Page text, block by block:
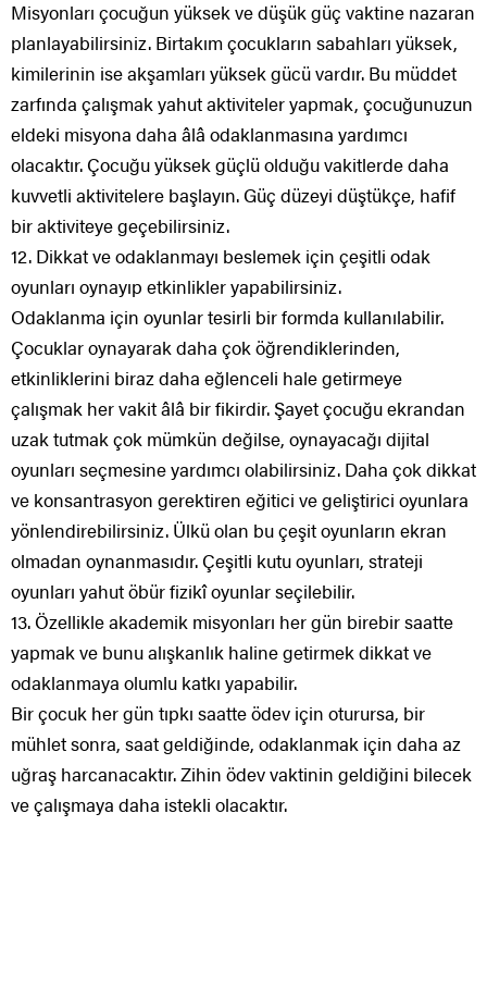
Misyonları çocuğun yüksek ve düşük güç vaktine nazaran
planlayabilirsiniz. Birtakım çocukların sabahları yüksek,
kimilerinin ise akşamları yüksek gücü vardır. Bu müddet
zarfında çalışmak yahut aktiviteler yapmak, çocuğunuzun
eldeki misyona daha âlâ odaklanmasına yardımcı
olacaktır. Çocuğu yüksek güçlü olduğu vakitlerde daha
kuvvetli aktivitelere başlayın. Güç düzeyi düştükçe, hafif
bir aktiviteye geçebilirsiniz.
12. Dikkat ve odaklanmayı beslemek için çeşitli odak
oyunları oynayıp etkinlikler yapabilirsiniz.
Odaklanma için oyunlar tesirli bir formda kullanılabilir.
Çocuklar oynayarak daha çok öğrendiklerinden,
etkinliklerini biraz daha eğlenceli hale getirmeye
çalışmak her vakit âlâ bir fikirdir. Şayet çocuğu ekrandan
uzak tutmak çok mümkün değilse, oynayacağı dijital
oyunları seçmesine yardımcı olabilirsiniz. Daha çok dikkat
ve konsantrasyon gerektiren eğitici ve geliştirici oyunlara
yönlendirebilirsiniz. Ülkü olan bu çeşit oyunların ekran
olmadan oynanmasıdır. Çeşitli kutu oyunları, strateji
oyunları yahut öbür fizikî oyunlar seçilebilir.
13. Özellikle akademik misyonları her gün birebir saatte
yapmak ve bunu alışkanlık haline getirmek dikkat ve
odaklanmaya olumlu katkı yapabilir.
Bir çocuk her gün tıpkı saatte ödev için oturursa, bir
mühlet sonra, saat geldiğinde, odaklanmak için daha az
uğraş harcanacaktır. Zihin ödev vaktinin geldiğini bilecek
ve çalışmaya daha istekli olacaktır.